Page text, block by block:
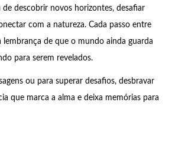
descobrir novos horizontes, desafiar
com a natureza. Cada passo entre
lembrança de que o mundo ainda guarda
para serem revelados.
ou para superar desafios, desbravar
que marca a alma e deixa memórias para